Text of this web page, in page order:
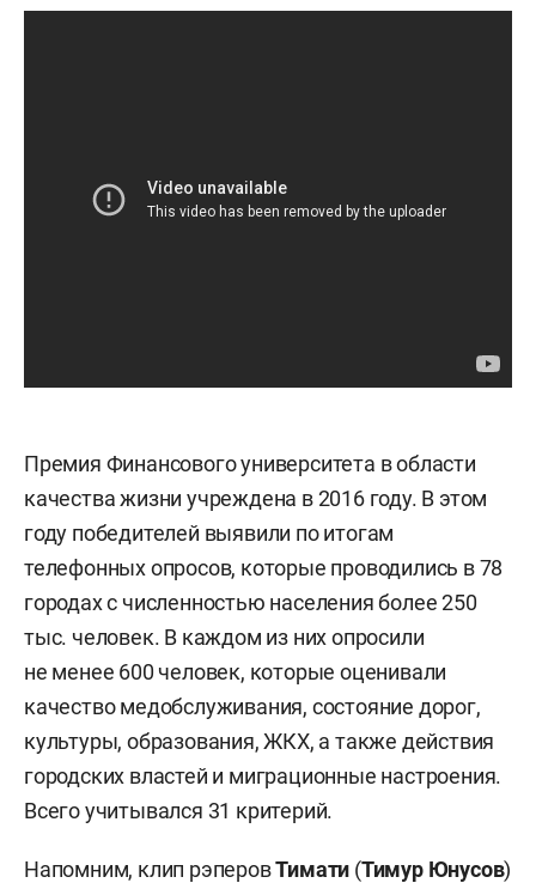
Премия Финансового университета в области
качества жизни учреждена в 2016 году. В этом
году победителей выявили по итогам
телефонных опросов, которые проводились в 78
городах с численностью населения более 250
тыс. человек. В каждом из них опросили
не менее 600 человек, которые оценивали
качество медобслуживания, состояние дорог,
культуры, образования, ЖКХ, а также действия
городских властей и миграционные настроения.
Всего учитывался 31 критерий.
Напомним, клип рэперовТимати (Тимур Юнусов)